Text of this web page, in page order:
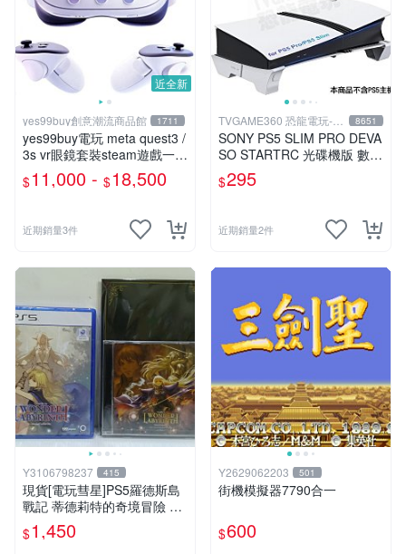
近全新
yes99buy創意潮流商品館 1711
yes99buy電玩 meta quest3 /
3s vr眼鏡套裝steam遊戲一體
機福利品
$11,000 - $18,500
近期銷量3件
TVGAME360 恐龍電玩-台
中店
8651
SONY PS5 SLIM PRO DEVA
SO STARTRC 光碟機版 數位
版 主機橫放架 支架 支撐架
台中
$295
近期銷量2件
Y3106798237 415
現貨[電玩彗星]PS5羅德斯島
戰記 蒂德莉特的奇境冒險 支
援中文(全新未拆)附首批雙特
典 2D橫向動作遊戲 惡魔城
$1,450
Y2629062203 501
街機模擬器7790合一
$600